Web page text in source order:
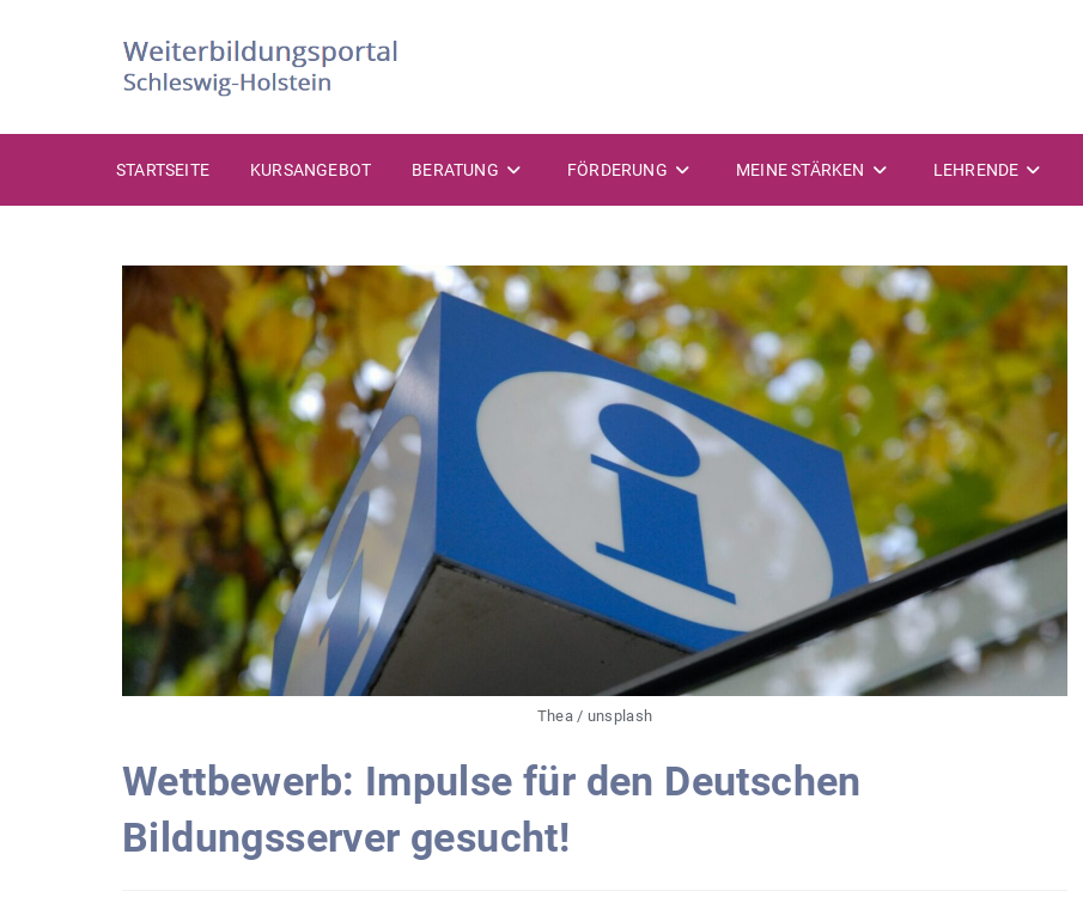
STARTSEITE KURSANGEBOT BERATUNG FÖRDERUNG MEINE STÄRKEN LEHRENDE
Thea / unsplash
Wettbewerb: Impulse für den Deutschen
Bildungsserver gesucht!